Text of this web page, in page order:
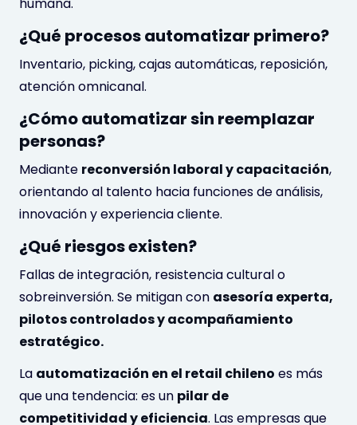
¿Qué procesos automatizar primero?
Inventario, picking, cajas automáticas, reposición,
atención omnicanal.
¿Cómo automatizar sin reemplazar
personas?
Mediante reconversión laboral y capacitación,
orientando al talento hacia funciones de análisis,
innovación y experiencia cliente.
¿Qué riesgos existen?
Fallas de integración, resistencia cultural o
sobreinversión. Se mitigan con asesoría experta,
pilotos controlados y acompañamiento
estratégico.
La automatización en el retail chileno es más
que una tendencia: es un pilar de
competitividad y eficiencia. Las empresas que